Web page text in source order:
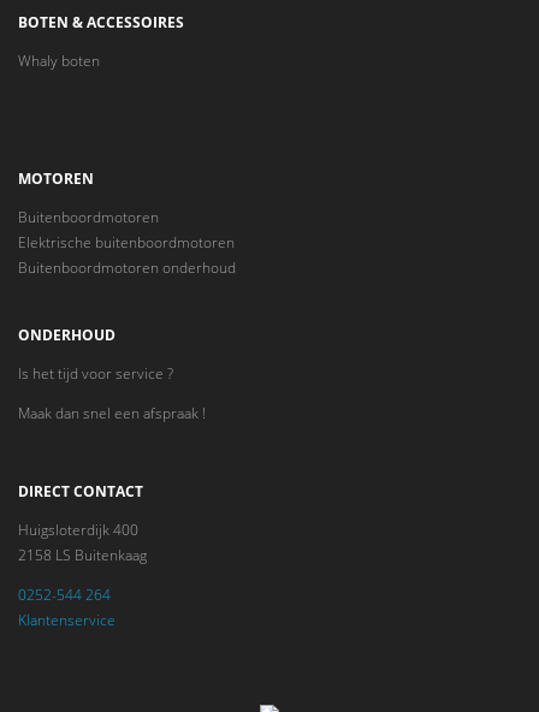
BOTEN & ACCESSOIRES
Whaly boten
MOTOREN
Buitenboordmotoren
Elektrische buitenboordmotoren
Buitenboordmotoren onderhoud
ONDERHOUD
Is het tijd voor service ?
Maak dan snel een afspraak !
DIRECT CONTACT
Huigsloterdijk 400
2158 LS Buitenkaag
0252-544 264
Klantenservice